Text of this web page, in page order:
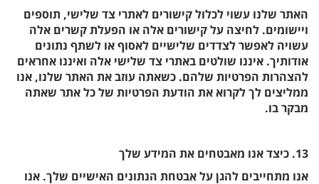
האתר שלנו עשוי לכלול קישורים לאתרי צד שלישי, תוספים
ויישומים. לחיצה על קישורים אלה או הפעלת קשרים אלה
עשויה לאפשר לצדדים שלישיים לאסוף או לשתף נתונים
אודותיך. איננו שולטים באתרי צד שלישי אלה ואיננו אחראים
להצהרות הפרטיות שלהם. כשאתה עוזב את האתר שלנו, אנו
ממליצים לך לקרוא את הודעת הפרטיות של כל אתר שאתה
מבקר בו.
13. כיצד אנו מאבטחים את המידע שלך
אנו מתחייבים להגן על אבטחת הנתונים האישיים שלך. אנו